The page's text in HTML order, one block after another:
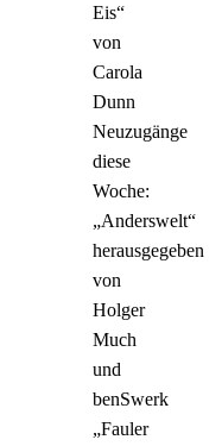
Eis“
von
Carola
Dunn
Neuzugänge
diese
Woche:
„Anderswelt“
herausgegeben
von
Holger
Much
und
benSwerk
„Fauler